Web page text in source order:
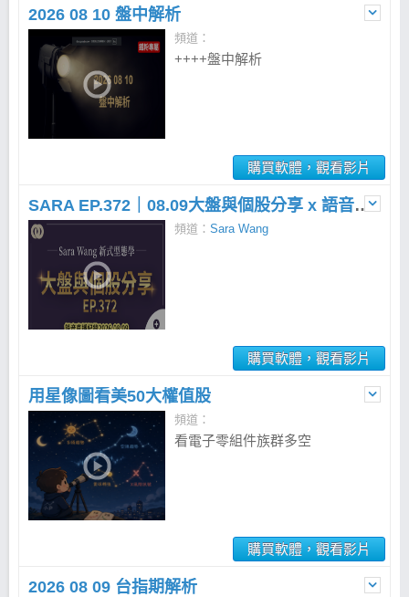
2026 08 10 盤中解析
頻道：
++++盤中解析
購買軟體，觀看影片
SARA EP.372｜08.09大盤與個股分享 x 語音直播
頻道： Sara Wang
購買軟體，觀看影片
用星像圖看美50大權值股
頻道：
看電子零組件族群多空
購買軟體，觀看影片
2026 08 09 台指期解析